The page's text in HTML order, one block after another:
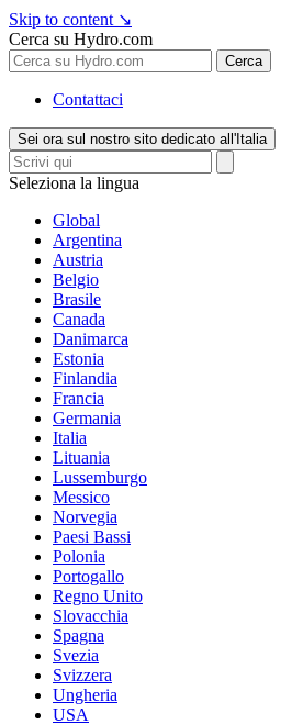
Skip to content ↘
Cerca su Hydro.com
Cerca
Contattaci
Sei ora sul nostro sito dedicato all'Italia
Seleziona la lingua
Global
Argentina
Austria
Belgio
Brasile
Canada
Danimarca
Estonia
Finlandia
Francia
Germania
Italia
Lituania
Lussemburgo
Messico
Norvegia
Paesi Bassi
Polonia
Portogallo
Regno Unito
Slovacchia
Spagna
Svezia
Svizzera
Ungheria
USA